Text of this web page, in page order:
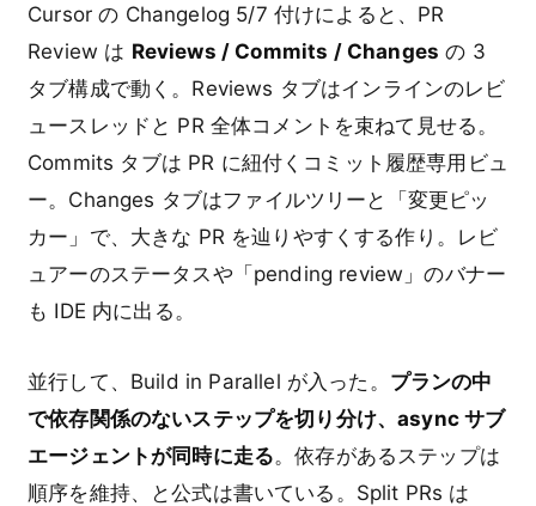
Cursor の Changelog 5/7 付けによると、PR
Review は Reviews / Commits / Changes の 3
タブ構成で動く。Reviews タブはインラインのレビ
ュースレッドと PR 全体コメントを束ねて見せる。
Commits タブは PR に紐付くコミット履歴専用ビュ
ー。Changes タブはファイルツリーと「変更ピッ
カー」で、大きな PR を辿りやすくする作り。レビ
ュアーのステータスや「pending review」のバナー
も IDE 内に出る。
並行して、Build in Parallel が入った。 プランの中
で依存関係のないステップを切り分け、async サブ
エージェントが同時に走る。依存があるステップは
順序を維持、と公式は書いている。Split PRs は